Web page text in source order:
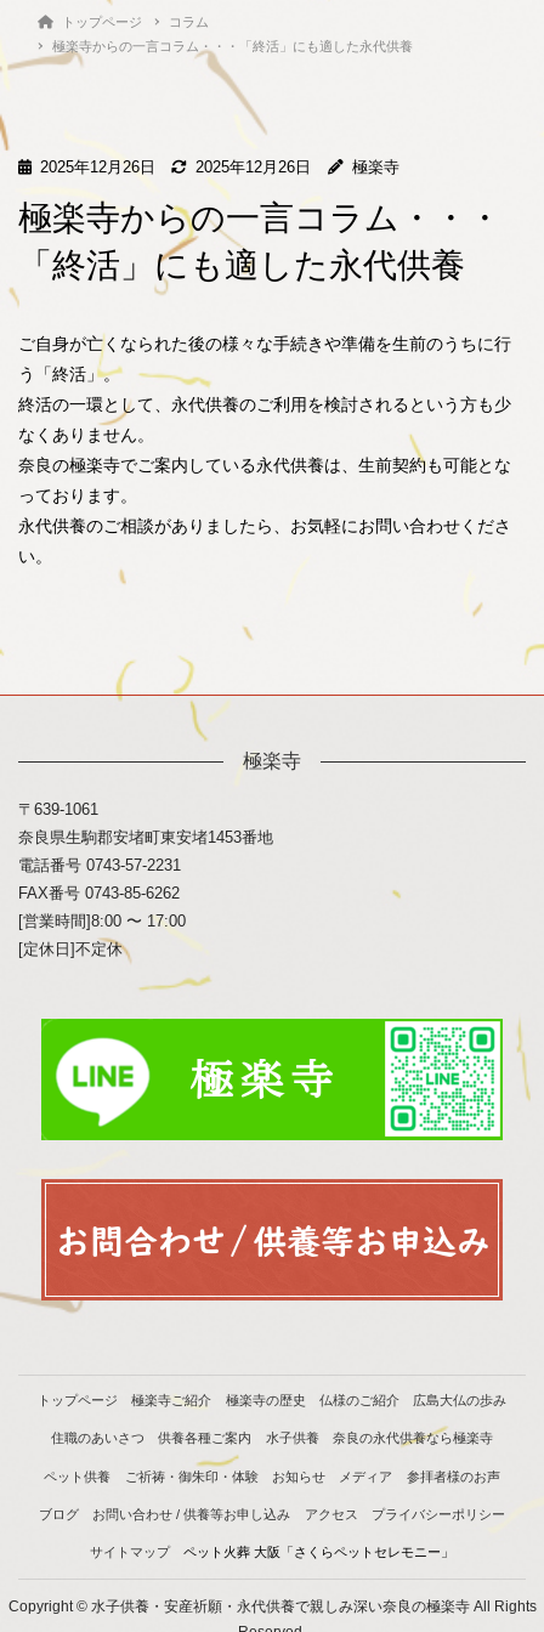
トップページ
コラム
極楽寺からの一言コラム・・・「終活」にも適した永代供養
2025年12月26日 2025年12月26日 極楽寺
極楽寺からの一言コラム・・・
「終活」にも適した永代供養
ご自身が亡くなられた後の様々な手続きや準備を生前のうちに行
う「終活」。
終活の一環として、永代供養のご利用を検討されるという方も少
なくありません。
奈良の極楽寺でご案内している永代供養は、生前契約も可能とな
っております。
永代供養のご相談がありましたら、お気軽にお問い合わせくださ
い。
極楽寺
〒639-1061
奈良県生駒郡安堵町東安堵1453番地
電話番号 0743-57-2231
FAX番号 0743-85-6262
[営業時間]8:00 〜 17:00
[定休日]不定休
トップページ 極楽寺ご紹介 極楽寺の歴史 仏様のご紹介 広島大仏の歩み
住職のあいさつ 供養各種ご案内 水子供養 奈良の永代供養なら極楽寺
ペット供養 ご祈祷・御朱印・体験 お知らせ メディア 参拝者様のお声
ブログ お問い合わせ / 供養等お申し込み アクセス プライバシーポリシー
サイトマップ ペット火葬 大阪「さくらペットセレモニー」
Copyright © 水子供養・安産祈願・永代供養で親しみ深い奈良の極楽寺 All Rights